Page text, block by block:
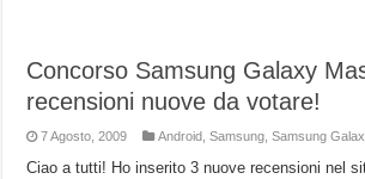
Concorso Samsung Galaxy
recensioni nuove da votare!
7 Agosto, 2009 Android ,Samsung ,Samsung
Ciao a tutti! Ho inserito 3 nuove recensioni nel